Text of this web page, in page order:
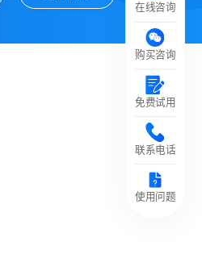
在线咨询
购买咨询
免费试用
联系电话
使用问题